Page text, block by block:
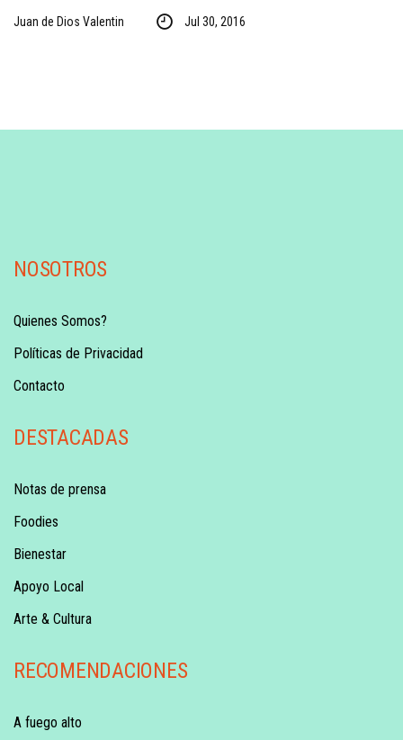
Juan de Dios Valentin Jul 30, 2016
NOSOTROS
Quienes Somos?
Políticas de Privacidad
Contacto
DESTACADAS
Notas de prensa
Foodies
Bienestar
Apoyo Local
Arte & Cultura
RECOMENDACIONES
A fuego alto